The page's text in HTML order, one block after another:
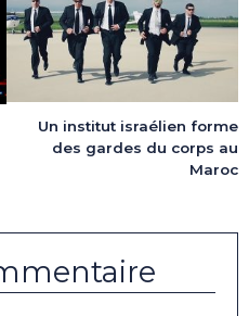
Un institut israélien forme
des gardes du corps au
Maroc